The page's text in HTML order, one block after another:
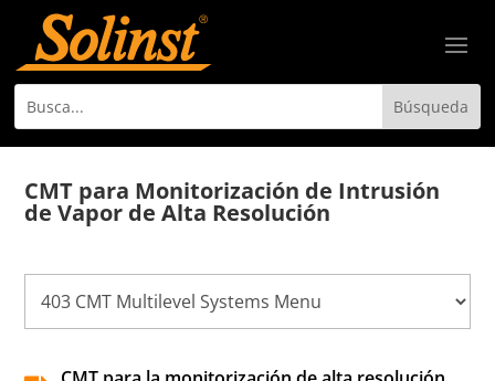
CMT para Monitorización de Intrusión
de Vapor de Alta Resolución